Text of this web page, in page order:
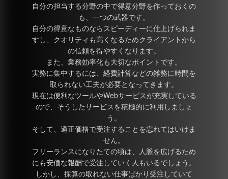
自分の担当する分野の中で得意分野を作っておくの
も、一つの武器です。
自分の得意なものならスピーディーに仕上げられま
すし、クオリティも高くなるためクライアントから
の信頼を得やすくなります。
また、業務効率化も大切なポイントです。
実務に集中するには、経費計算などの雑務に時間を
取られない工夫が必要となってきます。
現在は便利なツールやWebサービスが充実している
ので、そうしたサービスを積極的に利用しましょ
う。
そして、適正価格で受注することを忘れてはいけま
せん。
フリーランスになりたての頃は、人脈を広げるため
にも安価な報酬で受注していく人もいるでしょう。
しかし、採算の取れない仕事ばかり受注していて